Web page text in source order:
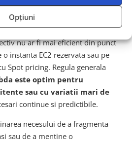
Opțiuni
GB de memorie va genera un
decat una care ruleaza 15
trebuie sa analizeze cu atentie
nu ar fi mai eficient din punct
instanta EC2 rezervata sau pe
Spot pricing. Regula generala
este optim pentru
sau cu variatii mari de
continue si predictibile.
necesului de a fragmenta
sau de a mentine o